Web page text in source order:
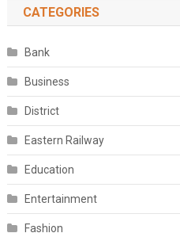
CATEGORIES
Bank
Business
District
Eastern Railway
Education
Entertainment
Fashion